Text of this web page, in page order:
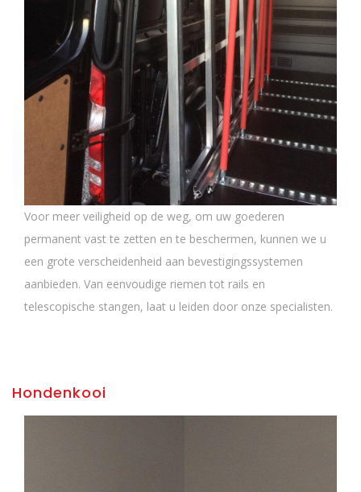
Voor meer veiligheid op de weg, om uw goederen
permanent vast te zetten en te beschermen, kunnen we u
een grote verscheidenheid aan bevestigingssystemen
aanbieden. Van eenvoudige riemen tot rails en
telescopische stangen, laat u leiden door onze specialisten.
Hondenkooi